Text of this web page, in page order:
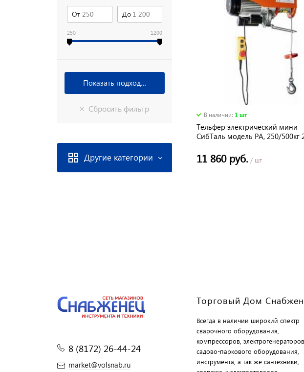
От До
250 1200
Другие категории
В наличии: 1 шт
Тельфер электрический мини
СибТаль модель РА, 250/500кг
11 860 руб. / шт
8 (8172) 26-44-24
market@volsnab.ru
Торговый Дом
Всегда в наличии широкий спектр
сварочного оборудования,
компрессоров, электрогенераторов,
садово-паркового оборудования,
инструмента, а так же сантехники,